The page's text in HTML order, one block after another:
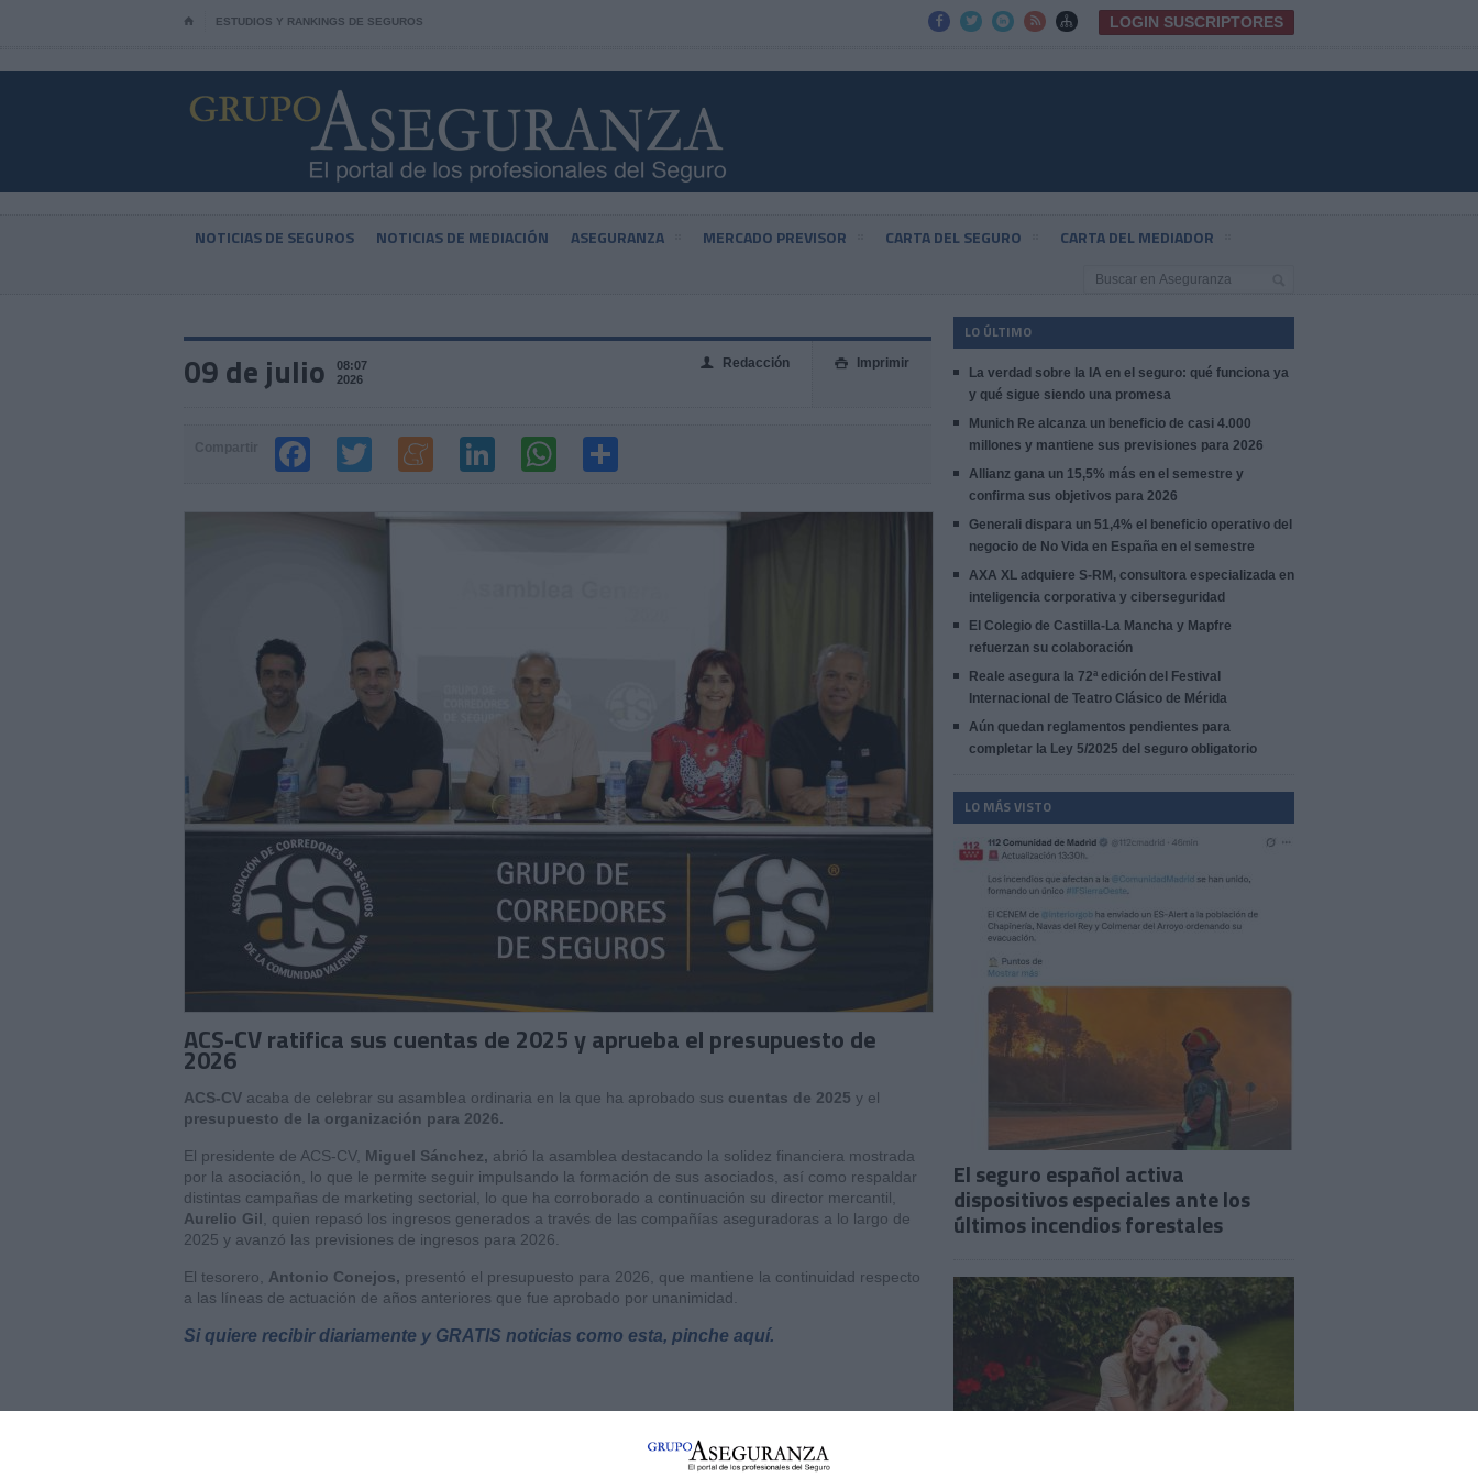
⌂ ESTUDIOS Y RANKINGS DE SEGUROS      LOGIN SUSCRIPTORES
NOTICIAS DE SEGUROS NOTICIAS DE MEDIACIÓN ASEGURANZA MERCADO PREVISOR CARTA DEL SEGURO CARTA DEL MEDIADOR
09 de julio
08:07
2026
 Imprimir
👤 Redacción
ACS-CV ratifica sus cuentas de 2025 y aprueba el presupuesto de
2026
ACS-CV acaba de celebrar su asamblea ordinaria en la que ha aprobado sus cuentas de 2025 y el
presupuesto de la organización para 2026.
El presidente de ACS-CV, Miguel Sánchez, abrió la asamblea destacando la solidez financiera mostrada
por la asociación, lo que le permite seguir impulsando la formación de sus asociados, así como respaldar
distintas campañas de marketing sectorial, lo que ha corroborado a continuación su director mercantil,
Aurelio Gil , quien repasó los ingresos generados a través de las compañías aseguradoras a lo largo de
2025 y avanzó las previsiones de ingresos para 2026.
El tesorero, Antonio Conejos, presentó el presupuesto para 2026, que mantiene la continuidad respecto
a las líneas de actuación de años anteriores que fue aprobado por unanimidad.
Si quiere recibir diariamente y GRATIS noticias como esta, pinche aquí.
LO ÚLTIMO
La verdad sobre la IA en el seguro: qué funciona ya
y qué sigue siendo una promesa
Munich Re alcanza un beneficio de casi 4.000
millones y mantiene sus previsiones para 2026
Allianz gana un 15,5% más en el semestre y
confirma sus objetivos para 2026
Generali dispara un 51,4% el beneficio operativo del
negocio de No Vida en España en el semestre
AXA XL adquiere S-RM, consultora especializada en
inteligencia corporativa y ciberseguridad
El Colegio de Castilla-La Mancha y Mapfre
refuerzan su colaboración
Reale asegura la 72ª edición del Festival
Internacional de Teatro Clásico de Mérida
Aún quedan reglamentos pendientes para
completar la Ley 5/2025 del seguro obligatorio
LO MÁS VISTO
El seguro español activa
dispositivos especiales ante los
últimos incendios forestales